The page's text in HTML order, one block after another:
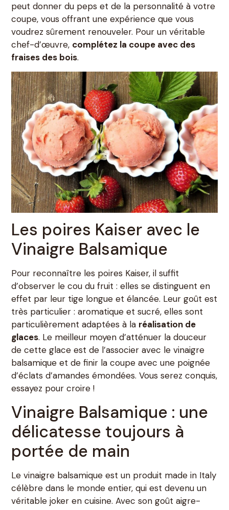
peut donner du peps et de la personnalité à votre
coupe, vous offrant une expérience que vous
voudrez sûrement renouveler. Pour un véritable
chef-d’œuvre, complétez la coupe avec des
fraises des bois.
Les poires Kaiser avec le
Vinaigre Balsamique
Pour reconnaître les poires Kaiser, il suffit
d’observer le cou du fruit : elles se distinguent en
effet par leur tige longue et élancée. Leur goût est
très particulier : aromatique et sucré, elles sont
particulièrement adaptées à la réalisation de
glaces. Le meilleur moyen d’atténuer la douceur
de cette glace est de l’associer avec le vinaigre
balsamique et de finir la coupe avec une poignée
d’éclats d’amandes émondées. Vous serez conquis,
essayez pour croire !
Vinaigre Balsamique : une
délicatesse toujours à
portée de main
Le vinaigre balsamique est un produit made in Italy
célèbre dans le monde entier, qui est devenu un
véritable joker en cuisine. Avec son goût aigre-